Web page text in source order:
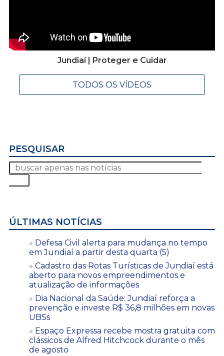
Jundiaí | Proteger e Cuidar
TODOS OS VÍDEOS
PESQUISAR
ÚLTIMAS NOTÍCIAS
Defesa Civil alerta para mudança no tempo
em Jundiaí a partir desta quarta (5)
Cadastro das Rotas Turísticas de Jundiaí está
aberto para novos empreendimentos e
atualização de informações
Dia Nacional da Saúde: Jundiaí reforça a
prevenção e investe R$ 36,8 milhões em novas
UBSs
Espaço Expressa recebe mostra gratuita com
clássicos de Alfred Hitchcock durante o mês
de agosto